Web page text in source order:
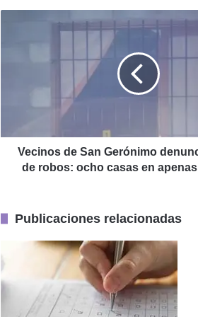
Diálogo, sí…
29 julio, 2026
28 julio, 2026
28 julio, 2026
robos:
ocho
casas
días
Vecinos de San Gerónimo
de robos: ocho casas en
Publicaciones relacionadas